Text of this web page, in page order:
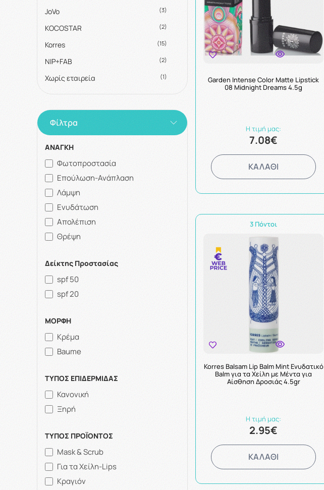
JoVo (3)
KOCOSTAR (2)
Korres (15)
NIP+FAB (2)
Χωρίς εταιρεία (1)
Φίλτρα
ΑΝΑΓΚΗ
Φωτοπροστασία
Επούλωση-Ανάπλαση
Λάμψη
Ενυδάτωση
Απολέπιση
Θρέψη
Δείκτης Προστασίας
spf 50
spf 20
ΜΟΡΦΗ
Κρέμα
Baume
ΤΥΠΟΣ ΕΠΙΔΕΡΜΙΔΑΣ
Κανονική
Ξηρή
ΤΥΠΟΣ ΠΡΟΪΟΝΤΟΣ
Mask & Scrub
Για τα Χείλη-Lips
Κραγιόν
Garden Intense Color Matte Lipstick
08 Midnight Dreams 4.5g
Η τιμή μας:
7.08€
ΚΑΛΑΘΙ
3 Πόντοι
Korres Balsam Lip Balm Mint Ενυδατικό
Balm για τα Χείλη με Μέντα για
Αίσθηση Δροσιάς 4.5gr
Η τιμή μας:
2.95€
ΚΑΛΑΘΙ